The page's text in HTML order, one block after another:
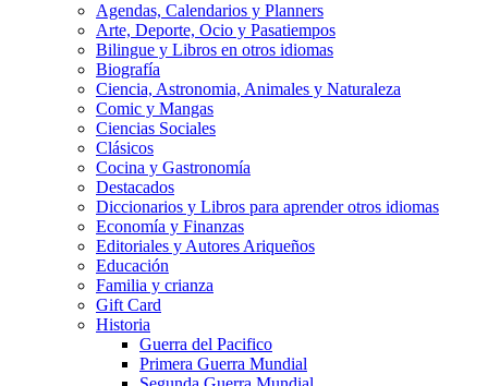
Agendas, Calendarios y Planners
Arte, Deporte, Ocio y Pasatiempos
Bilingue y Libros en otros idiomas
Biografía
Ciencia, Astronomia, Animales y Naturaleza
Comic y Mangas
Ciencias Sociales
Clásicos
Cocina y Gastronomía
Destacados
Diccionarios y Libros para aprender otros idiomas
Economía y Finanzas
Editoriales y Autores Ariqueños
Educación
Familia y crianza
Gift Card
Historia
Guerra del Pacifico
Primera Guerra Mundial